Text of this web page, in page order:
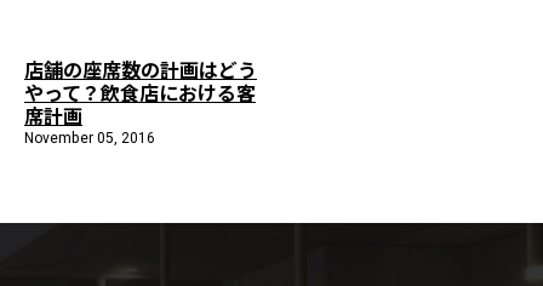
はじめての方
店舗内装工事.comの強み
施工までの流れ
店舗の座席数の計画はどう
やって？飲食店における客
席計画
November 05, 2016